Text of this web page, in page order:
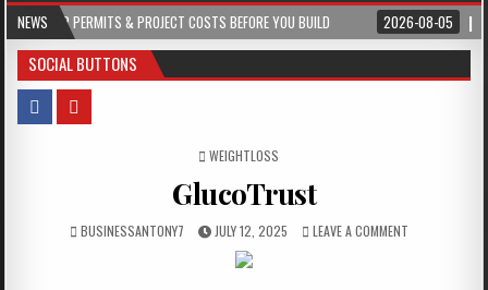
NEWSCOSTS BEFORE YOU BUILD 2026-08-05 CREST WAKE – FROM
SOCIAL BUTTONS
POSTED IN
WEIGHTLOSS
GlucoTrust
BUSINESSANTONY7 JULY 12, 2025 LEAVE A COMMENT